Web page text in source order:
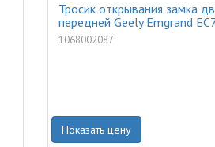
Тросик открывания замка
передней Geely Emgrand
1068002087
Показать цену